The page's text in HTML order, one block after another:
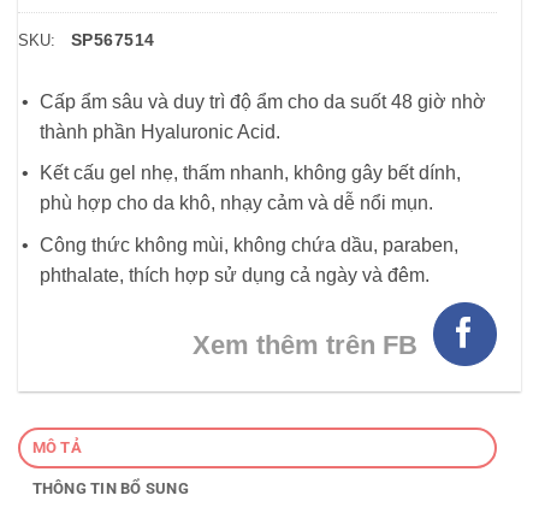
SKU: SP567514
Cấp ẩm sâu và duy trì độ ẩm cho da suốt 48 giờ nhờ
thành phần Hyaluronic Acid.
Kết cấu gel nhẹ, thấm nhanh, không gây bết dính,
phù hợp cho da khô, nhạy cảm và dễ nổi mụn.
Công thức không mùi, không chứa dầu, paraben,
phthalate, thích hợp sử dụng cả ngày và đêm.
Xem thêm trên FB
MÔ TẢ
THÔNG TIN BỔ SUNG